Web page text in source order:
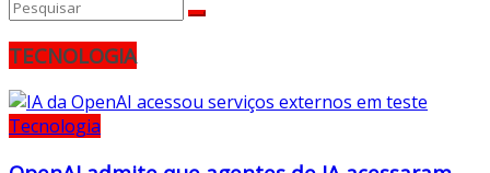
TECNOLOGIA
Tecnologia